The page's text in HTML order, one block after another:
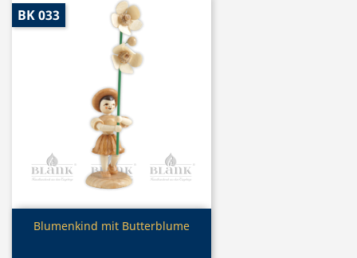
Vorschau
Blumenkind mit Butterblume
BK 033